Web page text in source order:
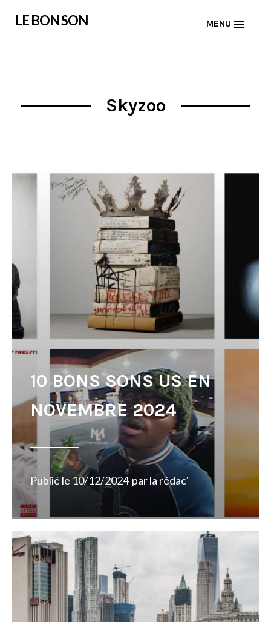
LE BON SON MENU
Skyzoo
10 BONS SONS US EN
NOVEMBRE 2024
Publié le 10/12/2024 parla rédac'